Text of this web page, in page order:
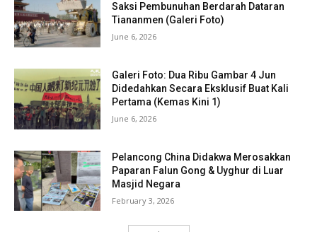
Saksi Pembunuhan Berdarah Dataran
Tiananmen (Galeri Foto)
June 6, 2026
Galeri Foto: Dua Ribu Gambar 4 Jun
Didedahkan Secara Eksklusif Buat Kali
Pertama (Kemas Kini 1)
June 6, 2026
Pelancong China Didakwa Merosakkan
Paparan Falun Gong & Uyghur di Luar
Masjid Negara
February 3, 2026